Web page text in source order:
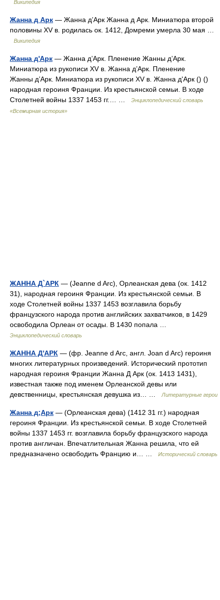
Википедия
Жанна д Арк — Жанна д’Арк Жанна д Арк. Миниатюра второй
половины XV в. родилась ок. 1412, Домреми умерла 30 мая …
Википедия
Жанна д'Арк — Жанна д’Арк. Пленение Жанны д’Арк.
Миниатюра из рукописи XV в. Жанна д’Арк. Пленение
Жанны д’Арк. Миниатюра из рукописи XV в. Жанна д'Арк () ()
народная героиня Франции. Из крестьянской семьи. В ходе
Столетней войны 1337 1453 гг.… …
Энциклопедический словарь
«Всемирная история»
ЖАННА Д`АРК — (Jeanne d Arc), Орлеанская дева (ок. 1412
31), народная героиня Франции. Из крестьянской семьи. В
ходе Столетней войны 1337 1453 возглавила борьбу
французского народа против английских захватчиков, в 1429
освободила Орлеан от осады. В 1430 попала …
Энциклопедический словарь
ЖАННА Д'АРК — (фр. Jeanne d Arc, англ. Joan d Arc) героиня
многих литературных произведений. Исторический прототип
народная героиня Франции Жанна Д Арк (ок. 1413 1431),
известная также под именем Орлеанской девы или
девственницы, крестьянская девушка из… …
Литературные герои
Жанна д;Арк — (Орлеанская дева) (1412 31 гг.) народная
героиня Франции. Из крестьянской семьи. В ходе Столетней
войны 1337 1453 гг. возглавила борьбу французского народа
против англичан. Впечатлительная Жанна решила, что ей
предназначено освободить Францию и… …
Исторический словарь